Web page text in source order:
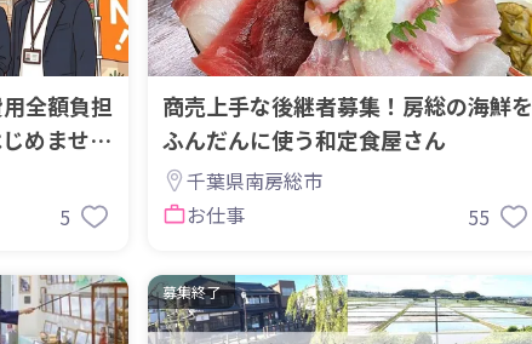
全額負担
めません
5
商売上手な後継者募集！房総の海鮮を
ふんだんに使う和定食屋さん
千葉県南房総市
お仕事
55
募集終了